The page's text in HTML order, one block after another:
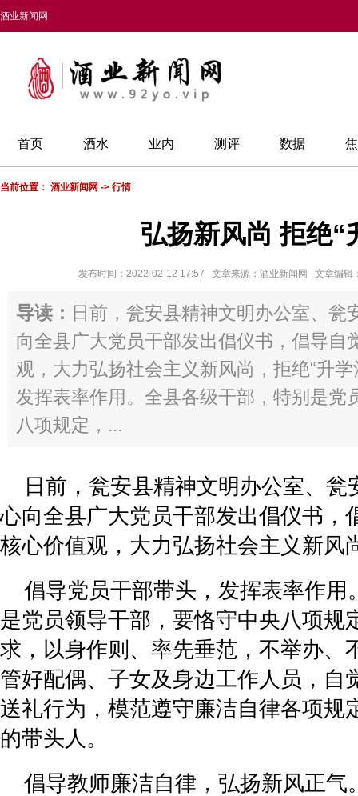
酒业新闻网
首页 酒水 业内 测评 数据
当前位置： 酒业新闻网 -> 行情
弘扬新风尚 拒绝“
发布时间：2022-02-12 17:57 文章来源：酒业新闻网 文章编
导读： 日前，瓮安县精神文明办公室、瓮
向全县广大党员干部发出倡仪书，倡导自
观，大力弘扬社会主义新风尚，拒绝“升
发挥表率作用。全县各级干部，特别是党
八项规定，...
日前，瓮安县精神文明办公室、
心向全县广大党员干部发出倡仪书，
核心价值观，大力弘扬社会主义新风
倡导党员干部带头，发挥表率作用
是党员领导干部，要恪守中央八项规
求，以身作则、率先垂范，不举办、
管好配偶、子女及身边工作人员，自
送礼行为，模范遵守廉洁自律各项规
的带头人。
倡导教师廉洁自律，弘扬新风正气